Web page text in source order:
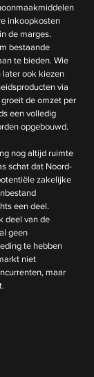
inkoopkosten
de marges.
bestaande
te bieden. Wie
ook kiezen
via
de omzet per
een volledig
opgebouwd.
nog altijd ruimte
schat dat Noord-
zakelijke
een deel.
deel van de
geen
te hebben
niet
maar